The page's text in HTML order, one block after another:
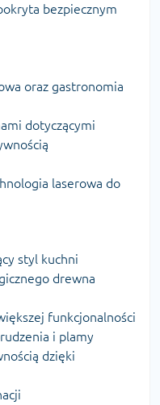
bezpiecznym
oraz gastronomia
dotyczącymi
laserowa do
styl kuchni
drewna
funkcjonalności
i plamy
dzięki